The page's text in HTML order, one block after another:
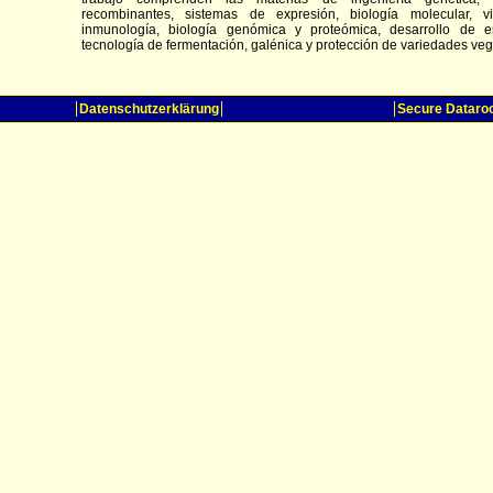
recombinantes, sistemas de expresión, biología molecular,
inmunología, biología genómica y proteómica, desarrollo de
tecnología de fermentación, galénica y protección de variedades
Datenschutzerklärung Secure